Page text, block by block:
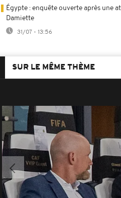
Égypte : enquête ouverte après une
Damiette
31/07 - 13:56
SUR LE MÊME THÈME